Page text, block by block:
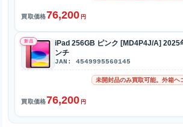
買取価格76,200 円
新品
iPad 256GB ピンク [MD4P4J/A] 2025
ンチ
JAN: 4549995560145
未開封品のみ買取可能。外箱ヘ
買取価格76,200 円